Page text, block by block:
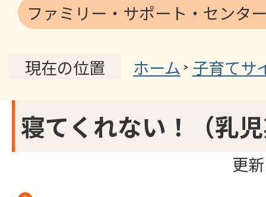
ファミリー・サポート・センタ
現在の位置 ホーム 子育てサ
寝てくれない！（乳
更